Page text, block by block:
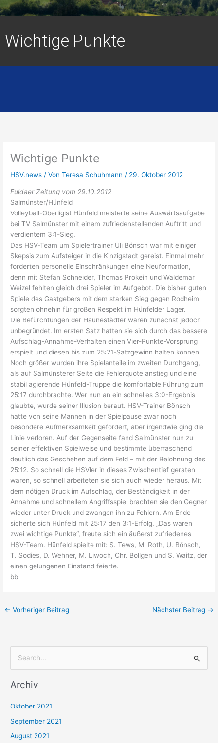
Wichtige Punkte
Wichtige Punkte
HSV.news / VonTeresa Schuhmann/ 29. Oktober 2012
Fuldaer Zeitung vom 29.10.2012
Salmünster/Hünfeld
Volleyball-Oberligist Hünfeld meisterte seine Auswärtsaufgabe
bei TV Salmünster mit einem zufriedenstellenden Auftritt und
verdientem 3:1-Sieg.
Das HSV-Team um Spielertrainer Uli Bönsch war mit einiger
Skepsis zum Aufsteiger in die Kinzigstadt gereist. Einmal mehr
forderten personelle Einschränkungen eine Neuformation,
denn mit Stefan Schneider, Thomas Prokein und Waldemar
Weizel fehlten gleich drei Spieler im Aufgebot. Die bisher guten
Spiele des Gastgebers mit dem starken Sieg gegen Rodheim
sorgten ohnehin für großen Respekt im Hünfelder Lager.
Die Befürchtungen der Haunestädter waren zunächst jedoch
unbegründet. Im ersten Satz hatten sie sich durch das bessere
Aufschlag-Annahme-Verhalten einen Vier-Punkte-Vorsprung
erspielt und diesen bis zum 25:21-Satzgewinn halten können.
Noch größer wurden ihre Spielanteile im zweiten Durchgang,
als auf Salmünsterer Seite die Fehlerquote anstieg und eine
stabil agierende Hünfeld-Truppe die komfortable Führung zum
25:17 durchbrachte. Wer nun an ein schnelles 3:0-Ergebnis
glaubte, wurde seiner Illusion beraut. HSV-Trainer Bönsch
hatte von seine Mannen in der Spielpause zwar noch
besondere Aufmerksamkeit gefordert, aber irgendwie ging die
Linie verloren. Auf der Gegenseite fand Salmünster nun zu
seiner effektiven Spielweise und bestimmte überraschend
deutlich das Geschehen auf dem Feld – mit der Belohnung des
25:12. So schnell die HSVler in dieses Zwischentief geraten
waren, so schnell arbeiteten sie sich auch wieder heraus. Mit
dem nötigen Druck im Aufschlag, der Beständigkeit in der
Annahme und schnellem Angriffsspiel brachten sie den Gegner
wieder unter Druck und zwangen ihn zu Fehlern. Am Ende
sicherte sich Hünfeld mit 25:17 den 3:1-Erfolg. „Das waren
zwei wichtige Punkte“, freute sich ein äußerst zufriedenes
HSV-Team. Hünfeld spielte mit: S. Tews, M. Roth, U. Bönsch,
T. Sodies, D. Wehner, M. Liwoch, Chr. Bollgen und S. Waitz, der
einen gelungenen Einstand feierte.
bb
← Vorheriger Beitrag Nächster Beitrag →
c
n
n
Archiv
Oktober 2021
September 2021
August 2021